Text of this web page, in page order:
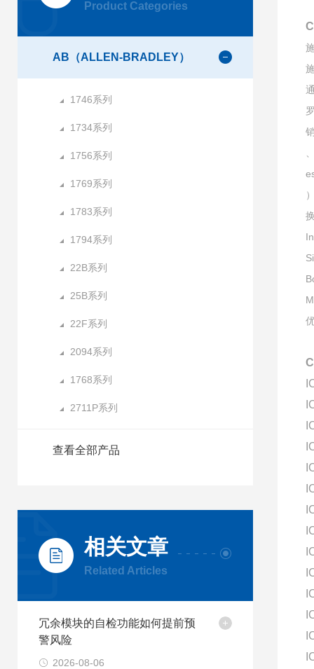
Product Categories
AB（ALLEN-BRADLEY）
1746系列
1734系列
1756系列
1769系列
1783系列
1794系列
22B系列
25B系列
22F系列
2094系列
1768系列
2711P系列
查看全部产品
相关文章
Related Articles
冗余模块的自检功能如何提前预
警风险
2026-08-06